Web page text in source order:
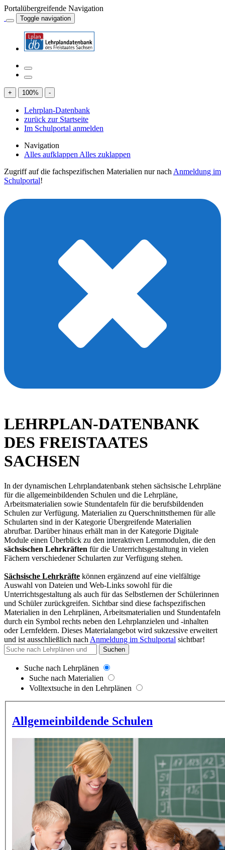
Portalübergreifende Navigation
Toggle navigation
+ 100% -
Lehrplan-Datenbank
zurück zur Startseite
Im Schulportal anmelden
Navigation
Alles aufklappen Alles zuklappen
Zugriff auf die fachspezifischen Materialien nur nach Anmeldung im
Schulportal!
LEHRPLAN-DATENBANK
DES FREISTAATES
SACHSEN
In der dynamischen Lehrplandatenbank stehen sächsische Lehrpläne
für die allgemeinbildenden Schulen und die Lehrpläne,
Arbeitsmaterialien sowie Stundentafeln für die berufsbildenden
Schulen zur Verfügung. Materialien zu Querschnittsthemen für alle
Schularten sind in der Kategorie Übergreifende Materialien
abrufbar. Darüber hinaus erhält man in der Kategorie Digitale
Module einen Überblick zu den interaktiven Lernmodulen, die den
sächsischen Lehrkräften für die Unterrichtsgestaltung in vielen
Fächern verschiedener Schularten zur Verfügung stehen.
Sächsische Lehrkräfte können ergänzend auf eine vielfältige
Auswahl von Dateien und Web-Links sowohl für die
Unterrichtsgestaltung als auch für das Selbstlernen der Schülerinnen
und Schüler zurückgreifen. Sichtbar sind diese fachspezifischen
Materialien in den Lehrplänen, Arbeitsmaterialien und Stundentafeln
durch ein Symbol rechts neben den Lehrplanzielen und -inhalten
oder Lernfeldern. Dieses Materialangebot wird sukzessive erweitert
und ist ausschließlich nach Anmeldung im Schulportal sichtbar!
Suchen
Suche nach Lehrplänen
Suche nach Materialien
Volltextsuche in den Lehrplänen
Allgemeinbildende Schulen